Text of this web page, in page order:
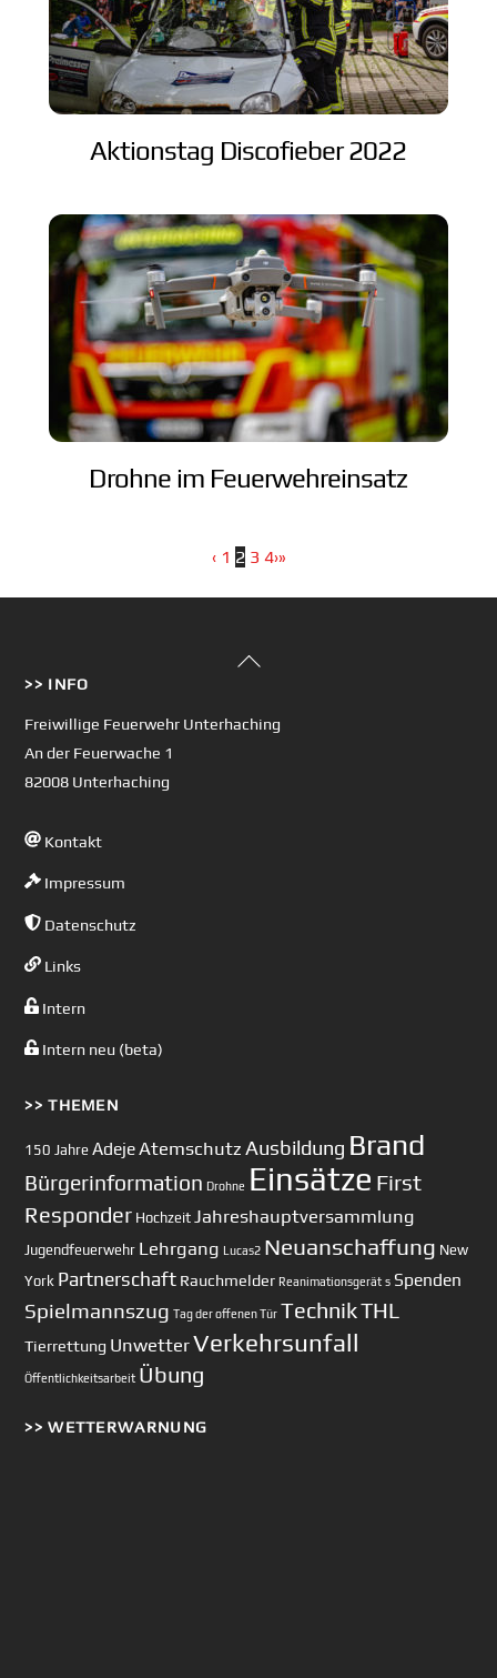
Aktionstag Discofieber 2022
Drohne im Feuerwehreinsatz
‹ 1 2 3 4›»
Back
>> INFO
Freiwillige Feuerwehr Unterhaching
An der Feuerwache 1
82008 Unterhaching
Kontakt
Impressum
Datenschutz
Links
Intern
Intern neu (beta)
>> THEMEN
150 Jahre AdejeAtemschutz Ausbildung Brand
Bürgerinformation Drohne Einsätze First
Responder Hochzeit Jahreshauptversammlung
Jugendfeuerwehr Lehrgang Lucas2 Neuanschaffung New
York Partnerschaft Rauchmelder Reanimationsgerät s Spenden
Spielmannszug Tag der offenen Tür TechnikTHL
Tierrettung UnwetterVerkehrsunfall
Öffentlichkeitsarbeit Übung
>> WETTERWARNUNG